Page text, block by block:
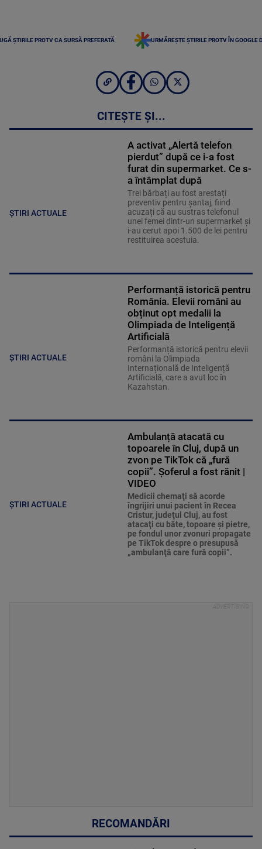
ȘTIRILE PROTV CA SURSĂ PREFERATĂ URMĂREȘTE ȘTIRILE PROTV ÎN GOOGLE
CITEȘTE ȘI...
ȘTIRI ACTUALE
A activat „Alertă telefon
pierdut” după ce i-a fost
furat din supermarket. Ce s-
a întâmplat după
Trei bărbați au fost arestați
preventiv pentru șantaj, fiind
acuzați că au sustras telefonul
unei femei dintr-un supermarket și
i-au cerut apoi 1.500 de lei pentru
restituirea acestuia.
ȘTIRI ACTUALE
Performanță istorică pentru
România. Elevii români au
obținut opt medalii la
Olimpiada de Inteligență
Artificială
Performanță istorică pentru elevii
români la Olimpiada
Internațională de Inteligență
Artificială, care a avut loc în
Kazahstan.
ȘTIRI ACTUALE
Ambulanță atacată cu
topoarele în Cluj, după un
zvon pe TikTok că „fură
copii”. Șoferul a fost rănit |
VIDEO
Medicii chemaţi să acorde
îngrijiri unui pacient în Recea
Cristur, judeţul Cluj, au fost
atacaţi cu bâte, topoare şi pietre,
pe fondul unor zvonuri propagate
pe TikTok despre o presupusă
„ambulanţă care fură copii”.
RECOMANDĂRI